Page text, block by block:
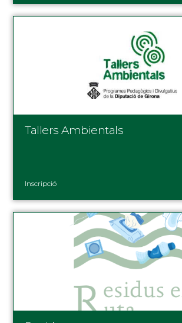
Tallers Ambientals
Inscripció